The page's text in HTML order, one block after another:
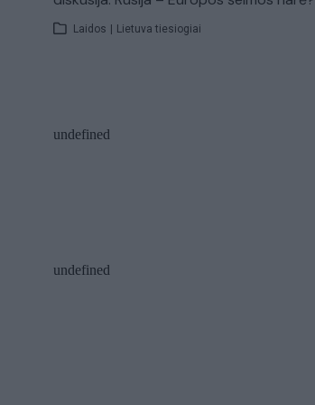
Laidos | Lietuva tiesiogiai